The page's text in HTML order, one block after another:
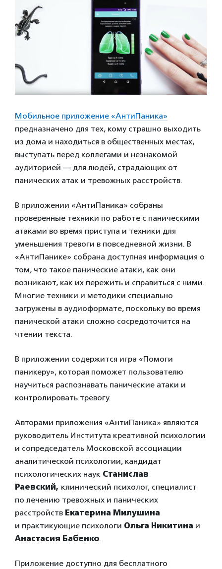
Мобильное приложение «АнтиПаника»
предназначено для тех, кому страшно выходить
из дома и находиться в общественных местах,
выступать перед коллегами и незнакомой
аудиторией — для людей, страдающих от
панических атак и тревожных расстройств.
В приложении «АнтиПаника» собраны
проверенные техники по работе с паническими
атаками во время приступа и техники для
уменьшения тревоги в повседневной жизни. В
«АнтиПанике» собрана доступная информация о
том, что такое панические атаки, как они
возникают, как их пережить и справиться с ними.
Многие техники и методики специально
загружены в аудиоформате, поскольку во время
панической атаки сложно сосредоточится на
чтении текста.
В приложении содержится игра «Помоги
паникеру», которая поможет пользователю
научиться распознавать панические атаки и
контролировать тревогу.
Авторами приложения «АнтиПаника» являются
руководитель Института креативной психологии
и сопредседатель Московской ассоциации
аналитической психологии, кандидат
психологических наук Станислав
Раевский, клинический психолог, специалист
по лечению тревожных и панических
расстройств Екатерина Милушина
и практикующие психологи Ольга Никитина и
Анастасия Бабенко.
Приложение доступно для бесплатного